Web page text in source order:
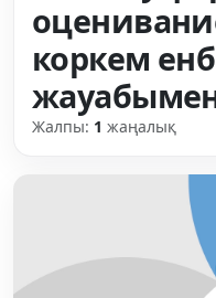
коркем
Жалпы: 1 жаңалық